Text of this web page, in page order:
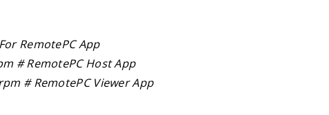
RemotePC App
# RemotePC Host App
# RemotePC Viewer App